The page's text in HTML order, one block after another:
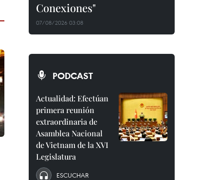
Conexiones"
07/08/2026 03:08
PODCAST
Actualidad: Efectúan
primera reunión
extraordinaria de
Asamblea Nacional
de Vietnam de la XVI
Legislatura
ESCUCHAR